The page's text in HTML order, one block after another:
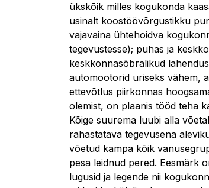
ükskõik milles kogukonda
usinalt koostöövõrgustikku
vajavaina ühtehoidva
tegevustesse); puhas ja
keskkonnasõbralikud
automootorid uriseks vähem,
ettevõtlus piirkonnas
olemist, on plaanis tööd teha
Kõige suurema luubi alla
rahastatava tegevusena
võetud kampa kõik
pesa leidnud pered. Eesmärk
lugusid ja legende nii